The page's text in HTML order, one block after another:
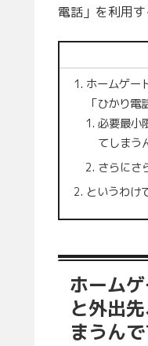
電話」を利用す
ホームゲー
「ひかり電
必要最小
てしまう
さらにさ
というわけ
ホーム
と外出
まうんで